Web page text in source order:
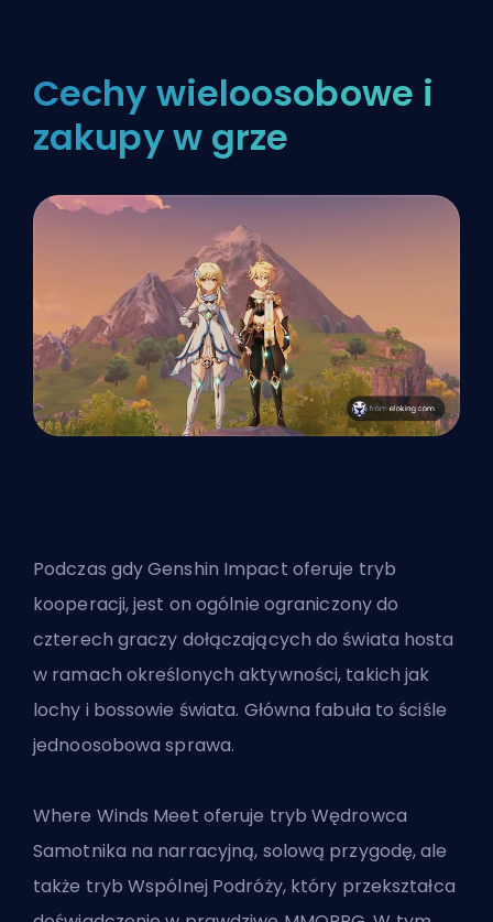
Cechy wieloosobowe i
zakupy w grze
Podczas gdy Genshin Impact oferuje tryb
kooperacji, jest on ogólnie ograniczony do
czterech graczy dołączających do świata hosta
w ramach określonych aktywności, takich jak
lochy i bossowie świata. Główna fabuła to ściśle
jednoosobowa sprawa.
Where Winds Meet oferuje tryb Wędrowca
Samotnika na narracyjną, solową przygodę, ale
także tryb Wspólnej Podróży, który przekształca